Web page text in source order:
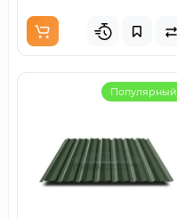
Популярный